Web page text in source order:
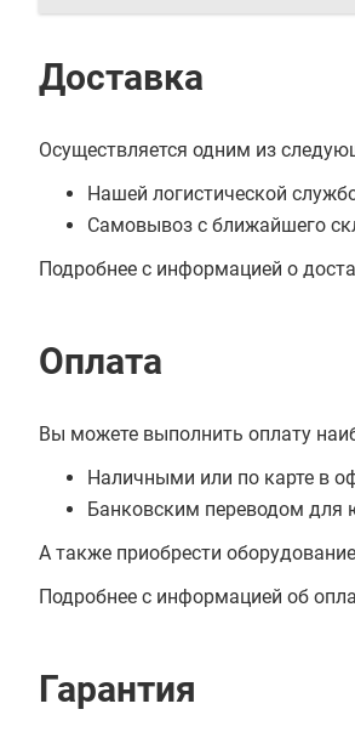
Доставка
Осуществляется одним из
Нашей логистической
Самовывоз с ближайшего
Подробнее с информацией о
Оплата
Вы можете выполнить оплату
Наличными или по карте в
Банковским переводом для
А также приобрести
Подробнее с информацией об
Гарантия